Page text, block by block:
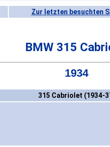
Zur letzten besuchten
BMW 315
1934
315 Cabriolet (1934-